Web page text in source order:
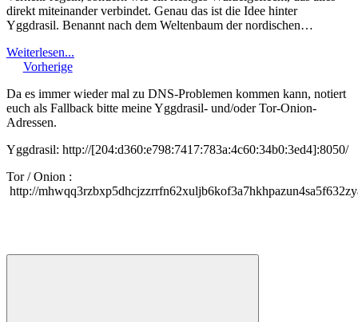
direkt miteinander verbindet. Genau das ist die Idee hinter
Yggdrasil. Benannt nach dem Weltenbaum der nordischen…
Weiterlesen...
Vorherige
Da es immer wieder mal zu DNS-Problemen kommen kann, notiert
euch als Fallback bitte meine Yggdrasil- und/oder Tor-Onion-
Adressen.
Yggdrasil: http://[204:d360:e798:7417:783a:4c60:34b0:3ed4]:8050/
Tor / Onion :
http://